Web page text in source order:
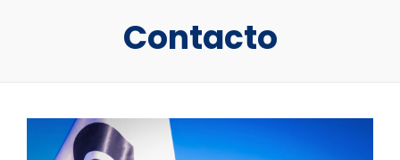
Contacto